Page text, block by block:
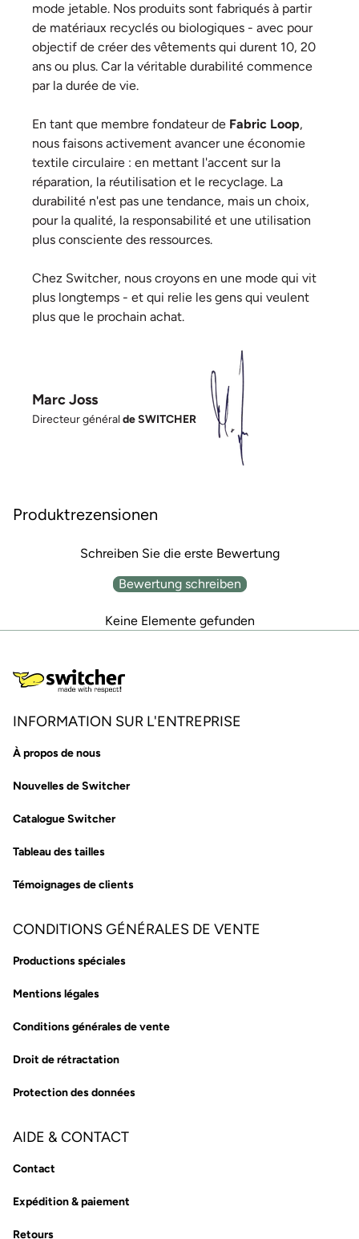
mode jetable. Nos produits sont fabriqués à partir
de matériaux recyclés ou biologiques - avec pour
objectif de créer des vêtements qui durent 10, 20
ans ou plus. Car la véritable durabilité commence
par la durée de vie.
En tant que membre fondateur de Fabric Loop,
nous faisons activement avancer une économie
textile circulaire : en mettant l'accent sur la
réparation, la réutilisation et le recyclage. La
durabilité n'est pas une tendance, mais un choix,
pour la qualité, la responsabilité et une utilisation
plus consciente des ressources.
Chez Switcher, nous croyons en une mode qui vit
plus longtemps - et qui relie les gens qui veulent
plus que le prochain achat.
Marc Joss
Directeur général de SWITCHER
Produktrezensionen
Schreiben Sie die erste Bewertung
Bewertung schreiben
Keine Elemente gefunden
INFORMATION SUR L'ENTREPRISE
À propos de nous
Nouvelles de Switcher
Catalogue Switcher
Tableau des tailles
Témoignages de clients
CONDITIONS GÉNÉRALES DE VENTE
Productions spéciales
Mentions légales
Conditions générales de vente
Droit de rétractation
Protection des données
AIDE & CONTACT
Contact
Expédition & paiement
Retours